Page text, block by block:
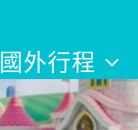
國外行程